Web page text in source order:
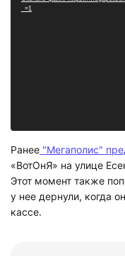
_=1
Ранее "Мегаполис"
«ВотОнЯ» на улице
Этот момент также
у нее дернули, когда
кассе.